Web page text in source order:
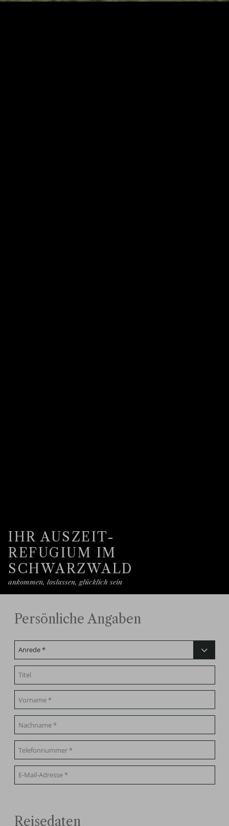
IHR AUSZEIT-
REFUGIUM IM
SCHWARZWALD
ankommen, loslassen, glücklich sein
Persönliche Angaben
Reisedaten